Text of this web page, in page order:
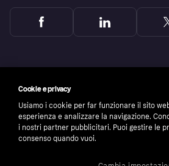
Cookie e privacy
Usiamo i cookie per far funzionare il sito
esperienza e analizzare la navigazione.
i nostri partner pubblicitari. Puoi gestire le
consenso quando vuoi.